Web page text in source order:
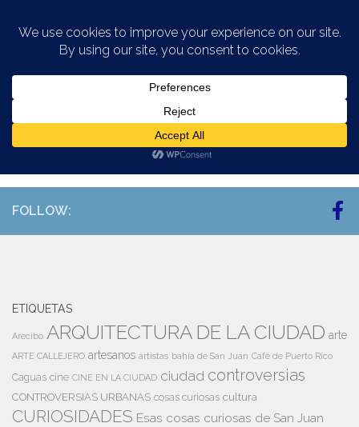
MIRADA A SAN JUAN Y
PUERTO RICO EN YOUTUBE
FOLLOW:
ETIQUETAS
Arecibo ARQUITECTURA DE LA CIUDAD arte
ARTE CALLEJERO artesanos artistas bahía de San Juan Café de Puerto Rico
Caguas cine CINE EN LA CIUDAD ciudad controversias
CONTROVERSIAS URBANAS cosas curiosas cultura
CURIOSIDADES Esas cosas curiosas de San Juan